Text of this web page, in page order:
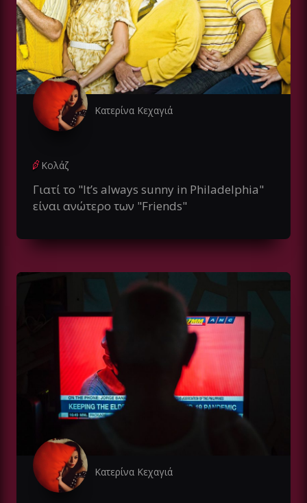
Κατερίνα Κεχαγιά
Κολάζ
Γιατί το "It’s always sunny in Philadelphia"
είναι ανώτερο των "Friends"
Κατερίνα Κεχαγιά